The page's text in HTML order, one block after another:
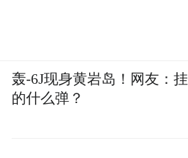
轰-6J现身黄岩岛！网友：挂
的什么弹？